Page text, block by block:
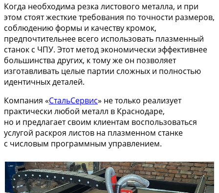
Когда необходима резка листового металла, и при
этом стоят жесткие требования по точности размеров,
соблюдению формы и качеству кромок,
предпочтительнее всего использовать плазменный
станок с ЧПУ. Этот метод экономически эффективнее
большинства других, к тому же он позволяет
изготавливать целые партии сложных и полностью
идентичных деталей.
Компания «СтальСервис» не только реализует
практически любой металл в Краснодаре,
но и предлагает своим клиентам воспользоваться
услугой раскроя листов на плазменном станке
с числовым программным управлением.